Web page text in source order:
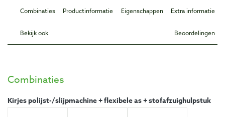
Combinaties Productinformatie Eigenschappen Extra informatie
Bekijk ook Beoordelingen
Combinaties
Kirjes polijst-/slijpmachine + flexibele as + stofafzuighulpstuk